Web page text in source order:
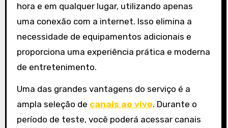
hora e em qualquer lugar, utilizando apenas
uma conexão com a internet. Isso elimina a
necessidade de equipamentos adicionais e
proporciona uma experiência prática e moderna
de entretenimento.
Uma das grandes vantagens do serviço é a
ampla seleção de canais ao vivo. Durante o
período de teste, você poderá acessar canais